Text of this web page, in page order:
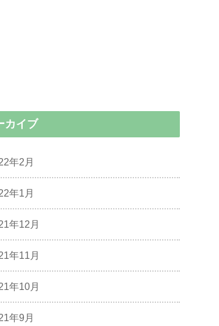
カイブ
年2月
年1月
年12月
年11月
年10月
年9月